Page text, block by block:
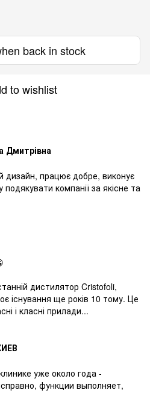
back in stock
to wishlist
Дмитрівна
дизайн, працює добре, виконує
компанії за якісне та
дистилятор Cristofoli,
існування ще років 10 тому. Це
і класні прилади...
уже около года -
функции выполняет,